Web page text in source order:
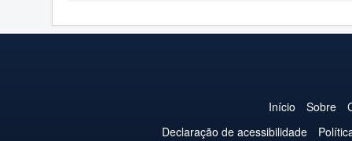
Início Sobre
Declaração de acessibilidade